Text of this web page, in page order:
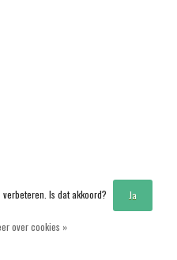
Is dat akkoord? Ja
over cookies »